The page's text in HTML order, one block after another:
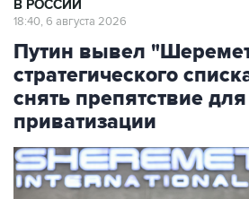
Путин вывел
стратегического
снять препятствие для
приватизации